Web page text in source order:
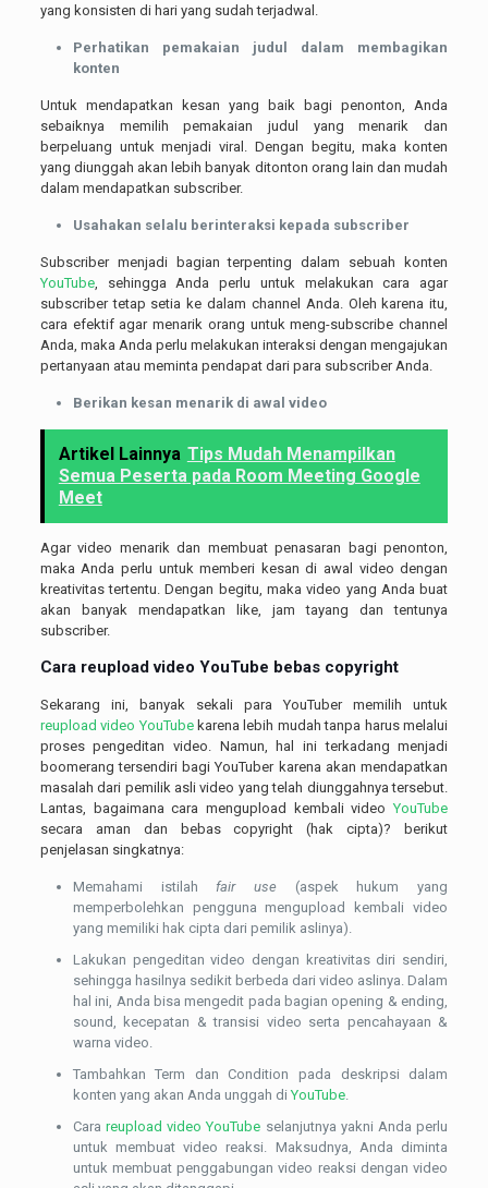
yang konsisten di hari yang sudah terjadwal.
Perhatikan pemakaian judul dalam membagikan
konten
Untuk mendapatkan kesan yang baik bagi penonton, Anda
sebaiknya memilih pemakaian judul yang menarik dan
berpeluang untuk menjadi viral. Dengan begitu, maka konten
yang diunggah akan lebih banyak ditonton orang lain dan mudah
dalam mendapatkan subscriber.
Usahakan selalu berinteraksi kepada subscriber
Subscriber menjadi bagian terpenting dalam sebuah konten
YouTube, sehingga Anda perlu untuk melakukan cara agar
subscriber tetap setia ke dalam channel Anda. Oleh karena itu,
cara efektif agar menarik orang untuk meng-subscribe channel
Anda, maka Anda perlu melakukan interaksi dengan mengajukan
pertanyaan atau meminta pendapat dari para subscriber Anda.
Berikan kesan menarik di awal video
Artikel Lainnya Tips Mudah Menampilkan
Semua Peserta pada Room Meeting Google
Meet
Agar video menarik dan membuat penasaran bagi penonton,
maka Anda perlu untuk memberi kesan di awal video dengan
kreativitas tertentu. Dengan begitu, maka video yang Anda buat
akan banyak mendapatkan like, jam tayang dan tentunya
subscriber.
Cara reupload video YouTube bebas copyright
Sekarang ini, banyak sekali para YouTuber memilih untuk
reupload video YouTubekarena lebih mudah tanpa harus melalui
proses pengeditan video. Namun, hal ini terkadang menjadi
boomerang tersendiri bagi YouTuber karena akan mendapatkan
masalah dari pemilik asli video yang telah diunggahnya tersebut.
Lantas, bagaimana cara mengupload kembali videoYouTube
secara aman dan bebas copyright (hak cipta)? berikut
penjelasan singkatnya:
Memahami istilahfair use (aspek hukum yang
memperbolehkan pengguna mengupload kembali video
yang memiliki hak cipta dari pemilik aslinya).
Lakukan pengeditan video dengan kreativitas diri sendiri,
sehingga hasilnya sedikit berbeda dari video aslinya. Dalam
hal ini, Anda bisa mengedit pada bagian opening & ending,
sound, kecepatan & transisi video serta pencahayaan &
warna video.
Tambahkan Term dan Condition pada deskripsi dalam
konten yang akan Anda unggah diYouTube.
Carareupload video YouTube selanjutnya yakni Anda perlu
untuk membuat video reaksi. Maksudnya, Anda diminta
untuk membuat penggabungan video reaksi dengan video